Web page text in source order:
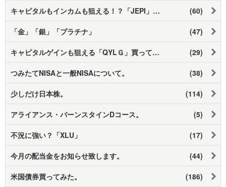
キャピタルもインカムも狙える！？「JEPI」買ってみた。 (60)
「金」「銀」「プラチナ」 (47)
キャピタルゲインも狙える「QYLＧ」買ってみた。 (29)
つみたてNISAと一般NISAについて。 (38)
少しだけ日本株。 (114)
アライアンス・バーンスタインDコース。 (5)
不況に強い？「XLU」 (17)
今月の配当金をお知らせ致します。 (44)
米国債券買ってみた。 (186)